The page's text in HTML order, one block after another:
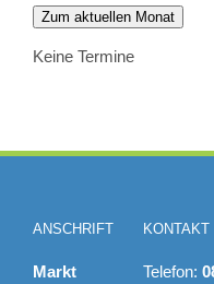
Zum aktuellen Monat
Keine Termine
ANSCHRIFT
Markt
KONTAKT
Telefon: